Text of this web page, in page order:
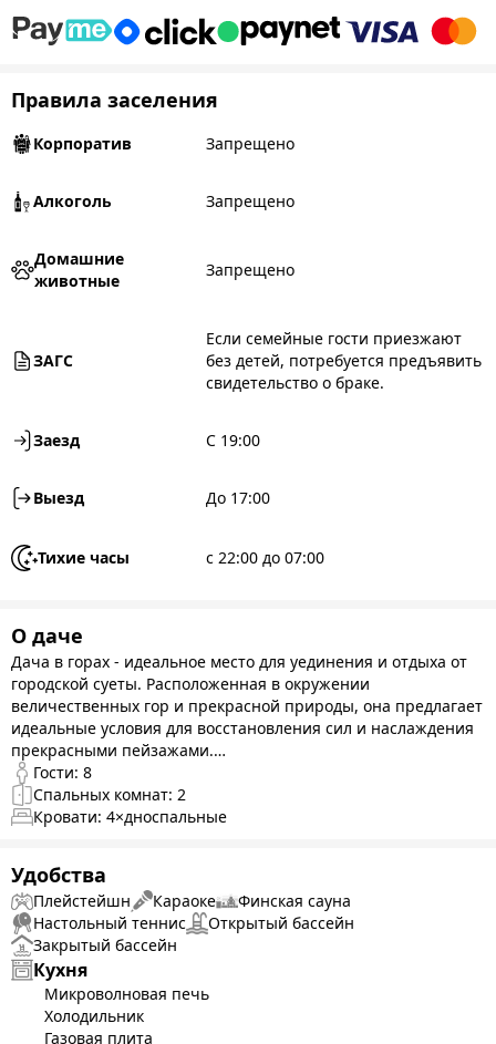
Правила заселения
Корпоратив Запрещено
Алкоголь Запрещено
Домашние
животные
Запрещено
ЗАГС
Если семейные гости приезжают
без детей, потребуется предъявить
свидетельство о браке.
Заезд С 19:00
Выезд До 17:00
Тихие часы с 22:00 до 07:00
О даче
Дача в горах - идеальное место для уединения и отдыха от
городской суеты. Расположенная в окружении
величественных гор и прекрасной природы, она предлагает
идеальные условия для восстановления сил и наслаждения
прекрасными пейзажами.
в бассейне обогрев не включается.
Сауна работает на дровах.
более 4 гостей предусмотрел диван.
Гости: 8
Спальных комнат: 2
Кровати: 4×дноспальные
Удобства
Плейстейшн Караоке
Финская сауна
Настольный теннис
Открытый бассейн
Закрытый бассейн
Кухня
Микроволновая печь
Холодильник
Газовая плита